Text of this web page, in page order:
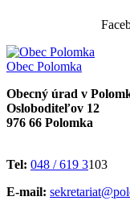
Obec Polomka
Obecný úrad v
Osloboditeľov 12
976 66 Polomka
Tel: 048 / 619 3103
E-mail: